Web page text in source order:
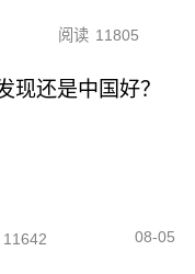
阅读 11805
现还是中国好？
11642 08-05